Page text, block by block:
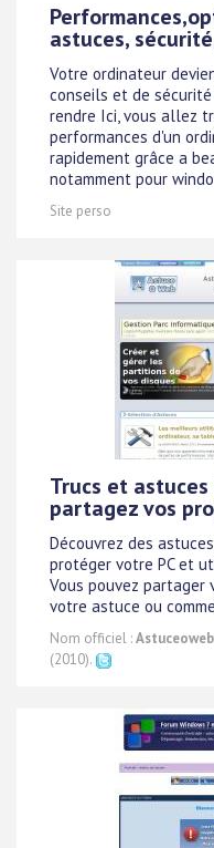
astuces,
Votre ordinateur
conseils et de
rendre Ici, vous allez
performances d'un
rapidement grâce a
notamment pour
Site perso
Trucs et
partagez vos
Découvrez des
protéger votre PC et
Vous pouvez partager
votre astuce ou
Nom officiel :Astuceoweb
(2010).